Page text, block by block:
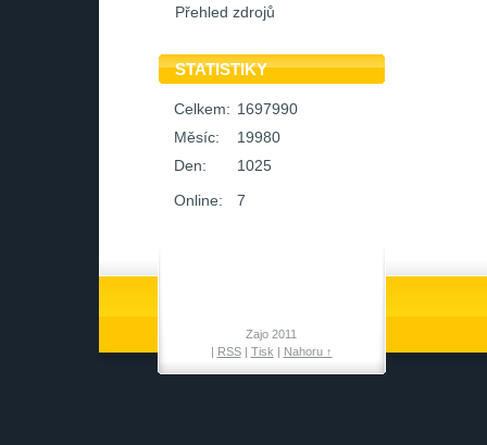
Přehled zdrojů
STATISTIKY
Online: 7
Celkem: 1697990
Měsíc:
19980
Den:
1025
Zajo 2011
| RSS| Tisk | Nahoru ↑